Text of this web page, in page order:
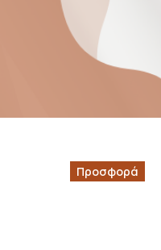
Προσφορά